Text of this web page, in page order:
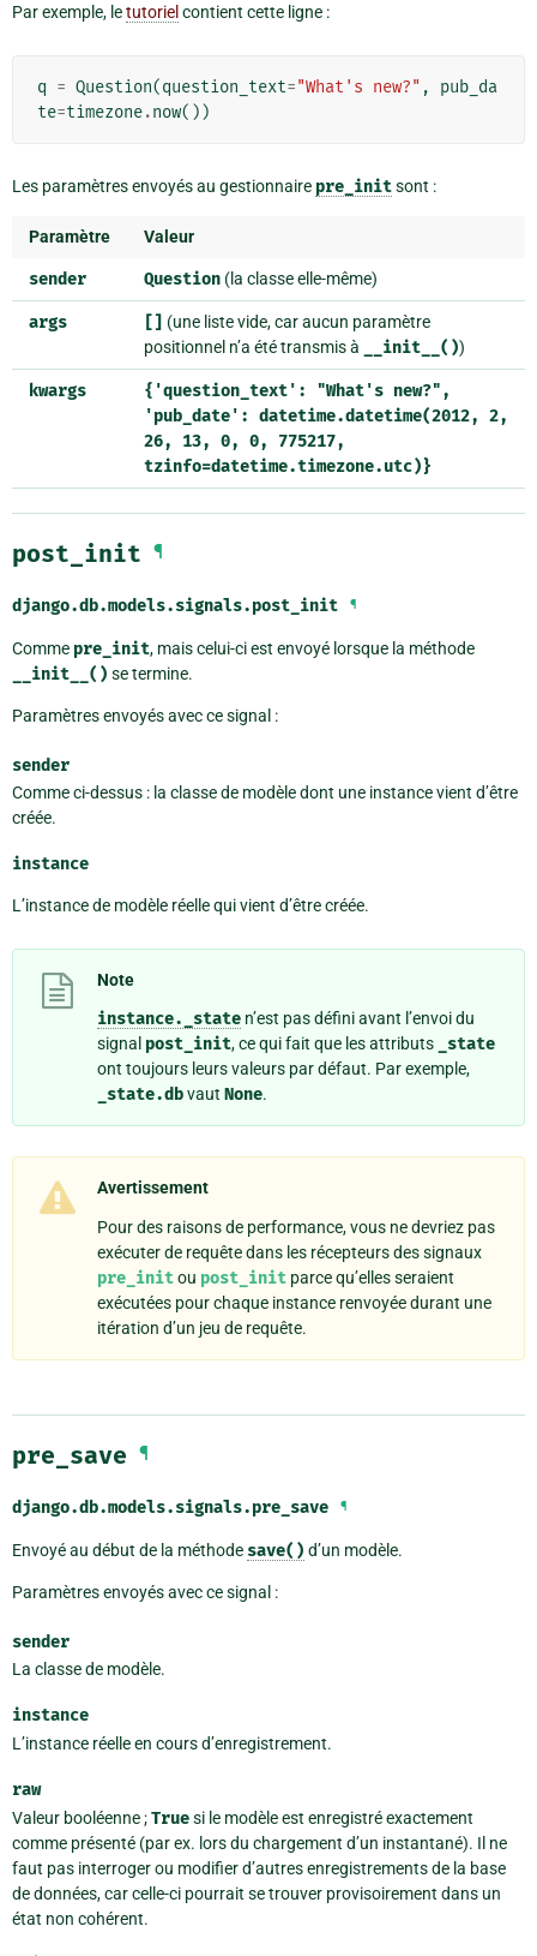
Par exemple, letutoriel contient cette ligne :
q = Question(question_text="What's new?" ,
pub_da
te=timezone.now())
Les paramètres envoyés au gestionnaire pre_initsont :
Paramètre Valeur
sender Question (la classe elle-même)
args [] (une liste vide, car aucun paramètre
positionnel n’a été transmis à
__init__())
kwargs {'question_text': "What's new?",
'pub_date': datetime.datetime(2012, 2,
26,
13, 0, 0,
775217,
tzinfo=datetime.timezone.utc)}
post_init ¶
django.db.models.signals.post_init ¶
Comme pre_init, mais celui-ci est envoyé lorsque la méthode
__init__() se termine.
Paramètres envoyés avec ce signal :
sender
Comme ci-dessus : la classe de modèle dont une instance vient d’être
créée.
instance
L’instance de modèle réelle qui vient d’être créée.
Note
instance._state n’est pas défini avant l’envoi du
signal post_init, ce qui fait que les attributs _state
ont toujours leurs valeurs par défaut. Par exemple,
_state.dbvaut None.
Avertissement
Pour des raisons de performance, vous ne devriez pas
exécuter de requête dans les récepteurs des signaux
pre_initou post_init parce qu’elles seraient
exécutées pour chaque instance renvoyée durant une
itération d’un jeu de requête.
pre_save ¶
django.db.models.signals.pre_save ¶
Envoyé au début de la méthode save() d’un modèle.
Paramètres envoyés avec ce signal :
sender
La classe de modèle.
instance
L’instance réelle en cours d’enregistrement.
raw
Valeur booléenne ;Truesi le modèle est enregistré exactement
comme présenté (par ex. lors du chargement d’un instantané). Il ne
faut pas interroger ou modifier d’autres enregistrements de la base
de données, car celle-ci pourrait se trouver provisoirement dans un
état non cohérent.